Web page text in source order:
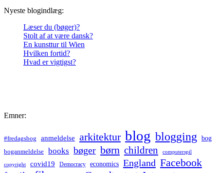
Nyeste blogindlæg:
Læser du (bøger)?
Stolt af at være dansk?
En kunsttur til Wien
Hvilken fortid?
Hvad er vigtigst?
Emner:
#fredagsbog anmeldelse arkitektur blog blogging bog
boganmeldelse books bøger børn children computerspil
copyright covid19 Democracy economics England Facebook